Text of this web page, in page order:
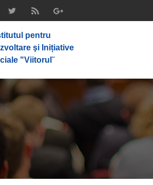
pentru
şi Inițiative
"Viitorul "